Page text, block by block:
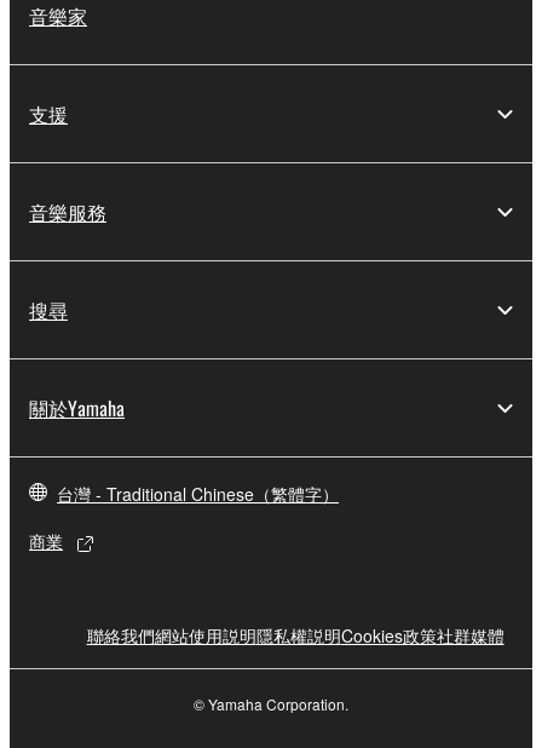
音樂家
支援
音樂服務
搜尋
關於Yamaha
台灣 - Traditional Chinese（繁體字）
商業
聯絡我們網站使用説明隱私權説明Cookies政策社群媒體
© Yamaha Corporation.